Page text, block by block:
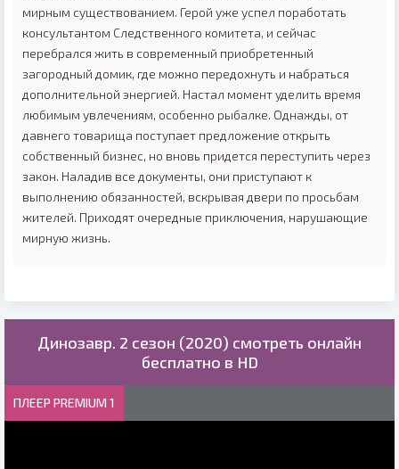
мирным существованием. Герой уже успел поработать
консультантом Следственного комитета, и сейчас
перебрался жить в современный приобретенный
загородный домик, где можно передохнуть и набраться
дополнительной энергией. Настал момент уделить время
любимым увлечениям, особенно рыбалке. Однажды, от
давнего товарища поступает предложение открыть
собственный бизнес, но вновь придется переступить через
закон. Наладив все документы, они приступают к
выполнению обязанностей, вскрывая двери по просьбам
жителей. Приходят очередные приключения, нарушающие
мирную жизнь.
Динозавр. 2 сезон (2020) смотреть онлайн
бесплатно в HD
ПЛЕЕР PREMIUM 1